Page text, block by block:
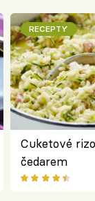
RECEPTY
Cuketové
čedarem